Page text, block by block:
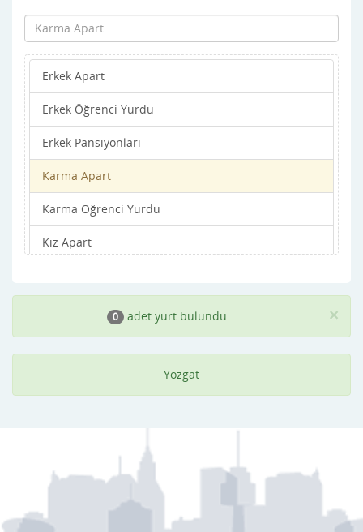
Sarıkaya
Şefaatli
Sorgun
Yenifakılı
Yerköy
Erkek Apart
Erkek Öğrenci Yurdu
Erkek Pansiyonları
Karma Apart
Karma Öğrenci Yurdu
Kız Apart
Kız Pansiyonları ×
0 adet yurt bulundu.
Yozgat